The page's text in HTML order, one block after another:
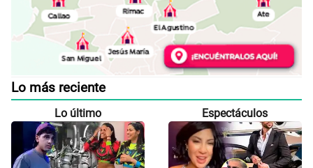
Lo más reciente
Lo último Espectáculos